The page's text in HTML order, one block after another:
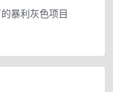
暴利灰色项目